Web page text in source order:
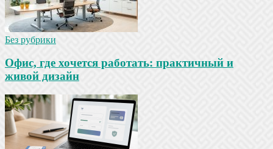
Без рубрики
Офис, где хочется работать: практичный и
живой дизайн